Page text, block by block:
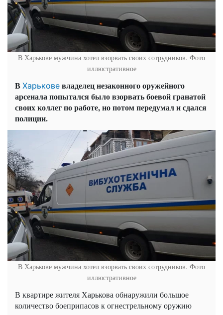
В Харькове мужчина хотел взорвать своих сотрудников. Фото
иллюстративное
В Харькове владелец незаконного оружейного
арсенала попытался было взорвать боевой гранатой
своих коллег по работе, но потом передумал и сдался
полиции.
В Харькове мужчина хотел взорвать своих сотрудников. Фото
иллюстративное
В квартире жителя Харькова обнаружили большое
количество боеприпасов к огнестрельному оружию